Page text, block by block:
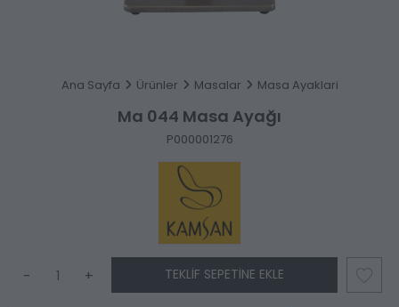
Ana Sayfa Ürünler Masalar Masa Ayaklari
Ma 044 Masa Ayağı
P000001276
- + TEKLIF SEPETINE EKLE